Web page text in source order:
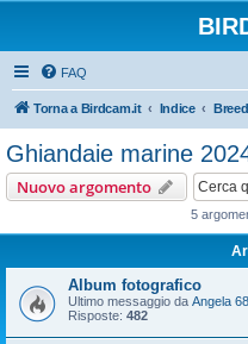
FAQ
Torna a Birdcam.it Indice
Ghiandaie marine
Nuovo argomento
5
Album fotografico
Ultimo messaggio da Angela 68
Risposte: 482